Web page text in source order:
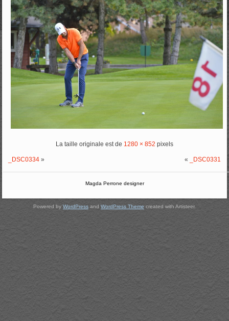
La taille originale est de 1280 × 852 pixels
_DSC0334 » « _DSC0331
Magda Perrone designer
Powered by WordPress and WordPress Theme created with Artisteer.